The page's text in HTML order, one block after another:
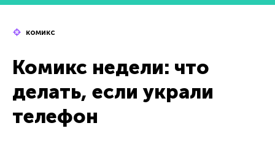
комикс
Комикс недели: что
делать, если украли
телефон